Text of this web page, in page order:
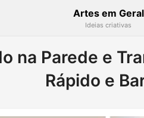
Artes em Geral
Ideias criativas
na Parede e
Rápido e